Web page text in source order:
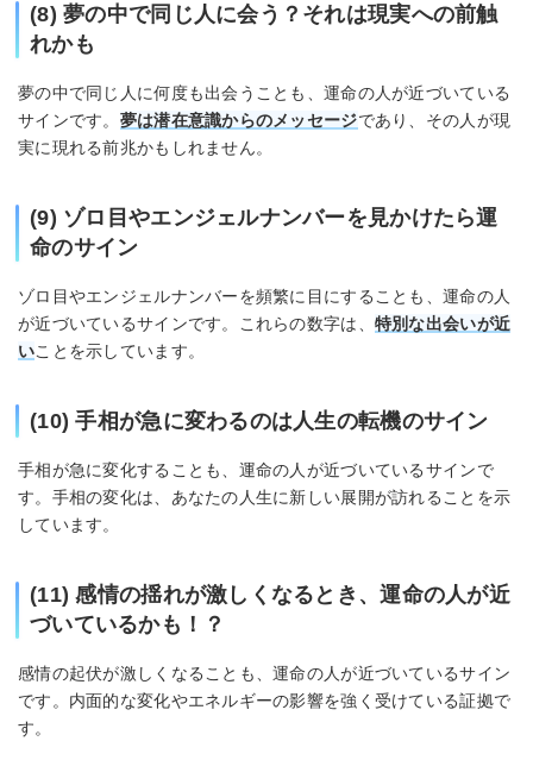
(8) 夢の中で同じ人に会う？それは現実への前触
れかも
夢の中で同じ人に何度も出会うことも、運命の人が近づいている
サインです。 夢は潜在意識からのメッセージであり、その人が現
実に現れる前兆かもしれません。
(9) ゾロ目やエンジェルナンバーを見かけたら運
命のサイン
ゾロ目やエンジェルナンバーを頻繁に目にすることも、運命の人
が近づいているサインです。これらの数字は、 特別な出会いが近
いことを示しています。
(10) 手相が急に変わるのは人生の転機のサイン
手相が急に変化することも、運命の人が近づいているサインで
す。手相の変化は、あなたの人生に新しい展開が訪れることを示
しています。
(11) 感情の揺れが激しくなるとき、運命の人が近
づいているかも！？
感情の起伏が激しくなることも、運命の人が近づいているサイン
です。内面的な変化やエネルギーの影響を強く受けている証拠で
す。